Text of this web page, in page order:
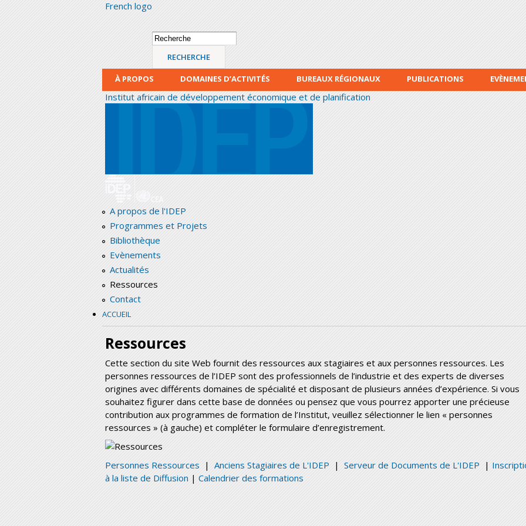
French logo
Formulaire de
recherche
Recherche
À PROPOS DOMAINES D’ACTIVITÉS BUREAUX RÉGIONAUX PUBLICATIONS
Institut africain de développement économique et de planification
A propos de l'IDEP
Programmes et Projets
Bibliothèque
Evènements
Actualités
Ressources
Contact
ACCUEIL
Ressources
Cette section du site Web fournit des ressources aux stagiaires et aux personnes ressources. Les
personnes ressources de l’IDEP sont des professionnels de l’industrie et des experts de diverses
origines avec différents domaines de spécialité et disposant de plusieurs années d’expérience. Si vous
souhaitez figurer dans cette base de données ou pensez que vous pourrez apporter une précieuse
contribution aux programmes de formation de l’Institut, veuillez sélectionner le lien « personnes
ressources » (à gauche) et compléter le formulaire d’enregistrement.
Personnes Ressources | Anciens Stagiaires de L'IDEP | Serveur de Documents de L'IDEP |
à la liste de Diffusion | Calendrier des formations